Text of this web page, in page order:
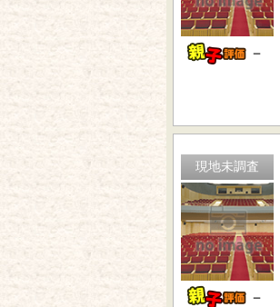
－
現地未調査
－